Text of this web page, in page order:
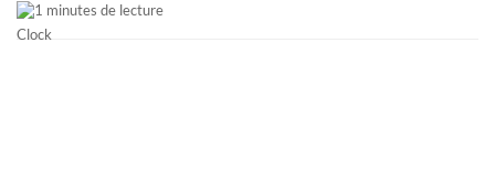
1 minutes de lecture